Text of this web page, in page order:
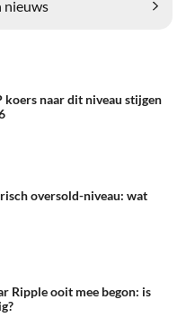
nieuws
koers naar dit niveau stijgen
oversold-niveau: wat
Ripple ooit mee begon: is